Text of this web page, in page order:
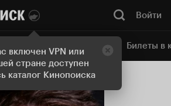
включен VPN или
стране доступен
каталог Кинопоиска
Войти
Онлайн-кинотеатр Билеты в